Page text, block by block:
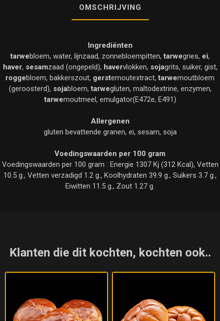
OMSCHRIJVING
Ingrediënten
tarwebloem, water, lijnzaad, zonnebloempitten,tarwegries, ei,
haver, sesamzaad (ongepeld), havervlokken, sojagrits, suiker, gist,
roggebloem, bakkerszout, gerstemoutextract,tarwemoutbloem
(geroosterd), sojabloem,tarwegluten, maltodextrine, enzymen,
tarwemoutmeel, emulgator(E472e, E491)
Allergenen
gluten bevattende granen, ei, sesam, soja
Voedingswaarden per 100 gram
Voedingswaarden per 100 gram : Energie 1307 Kj (312 Kcal), Vetten
10.5 g., Vetten verzadigd 1.2 g., Koolhydraten 39.9 g., Suikers 3.7 g.,
Eiwitten 11.5 g., Zout 1.27 g.
Klanten die dit kochten, kochten ook..